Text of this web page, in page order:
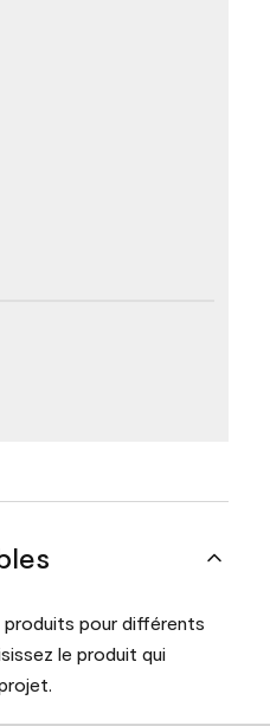
pour différents
le produit qui